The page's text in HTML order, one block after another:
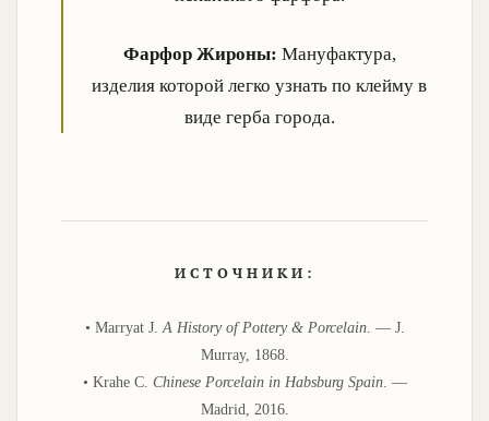
Фарфор Жироны: Мануфактура,
изделия которой легко узнать по клейму в
виде герба города.
ИСТОЧНИКИ:
• Marryat J. A History of Pottery & Porcelain. — J.
Murray, 1868.
• Krahe C. Chinese Porcelain in Habsburg Spain. —
Madrid, 2016.